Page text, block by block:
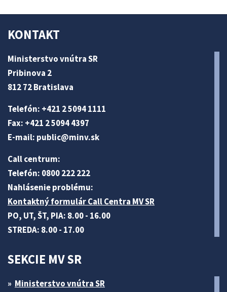
KONTAKT
Ministerstvo vnútra SR
Pribinova 2
812 72 Bratislava
Telefón: +421 2 5094 1111
Fax: +421 2 5094 4397
E-mail: public@minv.sk
Call centrum:
Telefón: 0800 222 222
Nahlásenie problému:
Kontaktný formulár Call Centra MV SR
PO, UT, ŠT, PIA: 8.00 - 16.00
STREDA: 8.00 - 17.00
SEKCIE MV SR
Ministerstvo vnútra SR